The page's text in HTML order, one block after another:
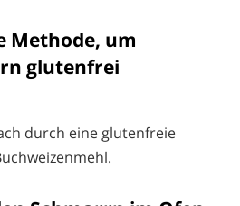
Methode, um
glutenfrei
durch eine glutenfreie